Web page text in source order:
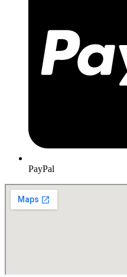
PayPal